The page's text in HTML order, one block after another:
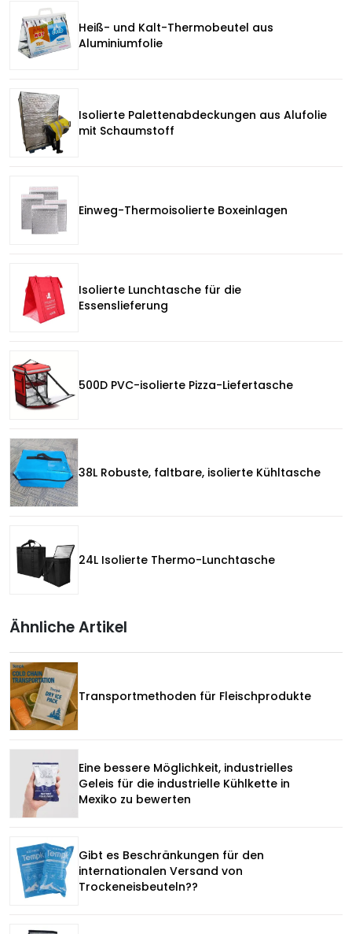
Heiß- und Kalt-Thermobeutel aus
Aluminiumfolie
Isolierte Palettenabdeckungen aus Alufolie
mit Schaumstoff
Einweg-Thermoisolierte Boxeinlagen
Isolierte Lunchtasche für die
Essenslieferung
500D PVC-isolierte Pizza-Liefertasche
38L Robuste, faltbare, isolierte Kühltasche
24L Isolierte Thermo-Lunchtasche
Ähnliche Artikel
Transportmethoden für Fleischprodukte
Eine bessere Möglichkeit, industrielles
Geleis für die industrielle Kühlkette in
Mexiko zu bewerten
Gibt es Beschränkungen für den
internationalen Versand von
Trockeneisbeuteln??